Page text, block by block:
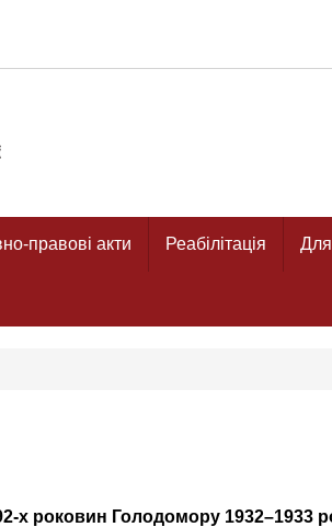
правові акти Реабілітація Для
х роковин Голодомору 1932–1933